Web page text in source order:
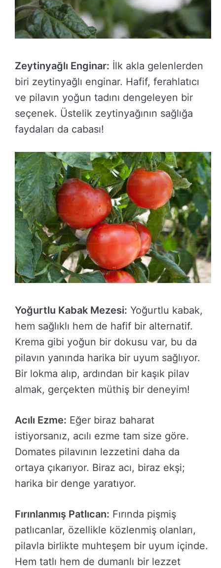
Zeytinyağlı Enginar: İlk akla gelenlerden
biri zeytinyağlı enginar. Hafif, ferahlatıcı
ve pilavın yoğun tadını dengeleyen bir
seçenek. Üstelik zeytinyağının sağlığa
faydaları da cabası!
Yoğurtlu Kabak Mezesi: Yoğurtlu kabak,
hem sağlıklı hem de hafif bir alternatif.
Krema gibi yoğun bir dokusu var, bu da
pilavın yanında harika bir uyum sağlıyor.
Bir lokma alıp, ardından bir kaşık pilav
almak, gerçekten müthiş bir deneyim!
Acılı Ezme: Eğer biraz baharat
istiyorsanız, acılı ezme tam size göre.
Domates pilavının lezzetini daha da
ortaya çıkarıyor. Biraz acı, biraz ekşi;
harika bir denge yaratıyor.
Fırınlanmış Patlıcan: Fırında pişmiş
patlıcanlar, özellikle közlenmiş olanları,
pilavla birlikte muhteşem bir uyum içinde.
Hem tatlı hem de dumanlı bir lezzet